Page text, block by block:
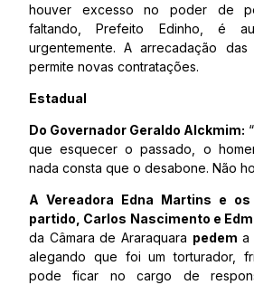
houver excesso no poder de
faltando, Prefeito Edinho, é
urgentemente. A arrecadação das
permite novas contratações.
Estadual
Do Governador Geraldo Alckmim:
que esquecer o passado, o
nada consta que o desabone. Não
A Vereadora Edna Martins e
partido, Carlos Nascimento e
da Câmara de Araraquara pedem a
alegando que foi um torturador,
pode ficar no cargo de